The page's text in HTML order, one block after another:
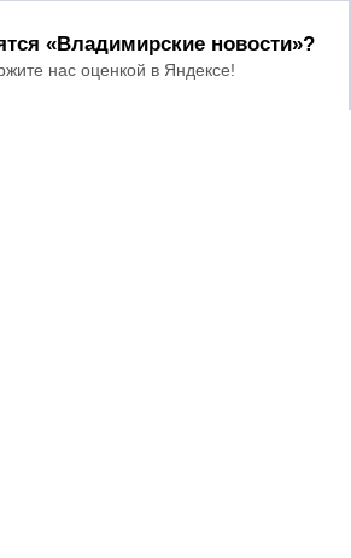
2017 © NEWSVLADIMIR.RU | СИ
«Информационное агентство
Принять